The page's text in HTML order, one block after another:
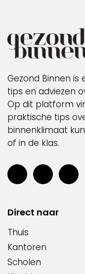
Gezond Binnen
tips en adviezen
Op dit platform
praktische tips
binnenklimaat
of in de klas.
Direct naar
Thuis
Kantoren
Scholen